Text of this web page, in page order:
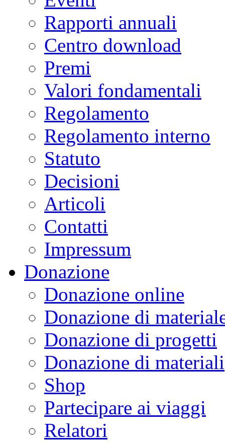
Rapporti annuali
Centro download
Premi
Valori fondamentali
Regolamento
Regolamento interno
Statuto
Decisioni
Articoli
Contatti
Impressum
Donazione
Donazione online
Donazione di
Donazione di progetti
Donazione di materiali
Shop
Partecipare ai viaggi
Relatori